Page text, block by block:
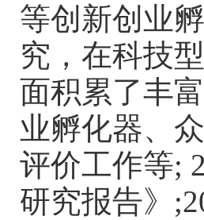
等创新创业
究，在科技
面积累了丰
业孵化器、
评价工作等;
研究报告》